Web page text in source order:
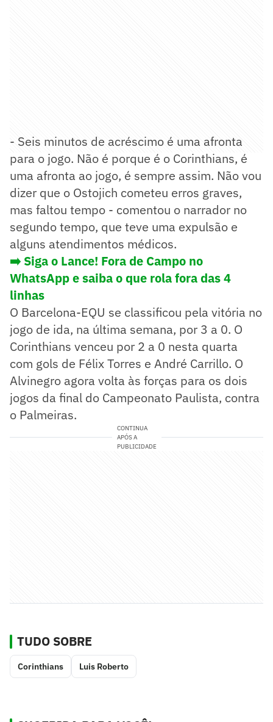
- Seis minutos de acréscimo é uma afronta
para o jogo. Não é porque é o Corinthians, é
uma afronta ao jogo, é sempre assim. Não vou
dizer que o Ostojich cometeu erros graves,
mas faltou tempo - comentou o narrador no
segundo tempo, que teve uma expulsão e
alguns atendimentos médicos.
➡️ Siga o Lance! Fora de Campo no
WhatsApp e saiba o que rola fora das 4
linhas
O Barcelona-EQU se classificou pela vitória no
jogo de ida, na última semana, por 3 a 0. O
Corinthians venceu por 2 a 0 nesta quarta
com gols de Félix Torres e André Carrillo. O
Alvinegro agora volta às forças para os dois
jogos da final do Campeonato Paulista, contra
o Palmeiras.
CONTINUA
APÓS A
PUBLICIDADE
TUDO SOBRE
Corinthians Luis Roberto